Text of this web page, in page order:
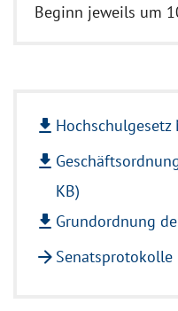
Beginn jeweils um
file_download Hochschulgesetz
file_download
KB)
file_download Grundordnung
arrow_forward Senatsprotokolle